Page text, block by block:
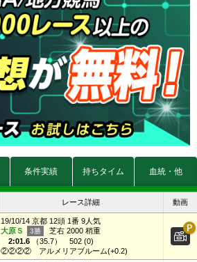
条件実績 持ちタイム 血統・他
レース詳細 動画
19/10/14 京都 12頭 1番 9人気
大原Ｓ
芝右 2000 稍重
2:01.6 （35.7）
502 (0)
②②②②
アルメリアブルーム(+0.2)